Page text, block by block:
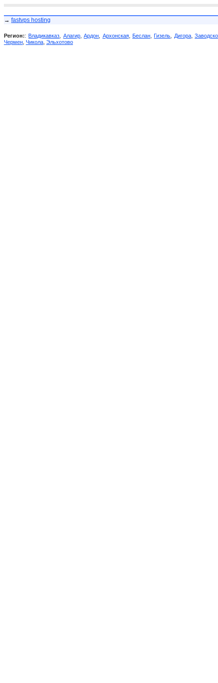
→ fastvps hosting
Регион::Владикавказ Алагир,Ардон Архонская, Беслан,Гизель Дигора,
Чермен Чикола Эльхотово